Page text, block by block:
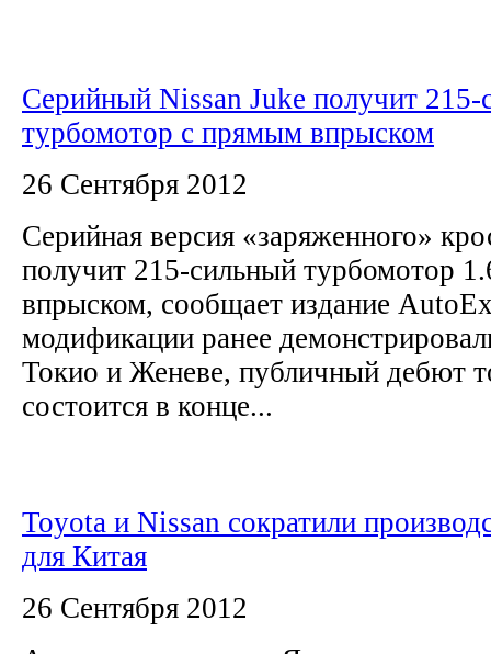
Серийный Nissan Juke получит 215-
турбомотор с прямым впрыском
26 Сентября 2012
Серийная версия «заряженного»
получит 215-сильный турбомотор
впрыском, сообщает издание
модификации ранее
Токио и Женеве, публичный дебют
состоится в конце...
Toyota и Nissan сократили
для Китая
26 Сентября 2012